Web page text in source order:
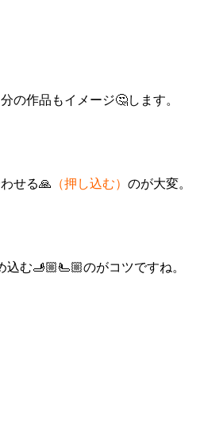
の作品もイメージ🤔します。
せる🙏 （押し込む） のが大変。
込む🫸🏼🫷🏼のがコツですね。